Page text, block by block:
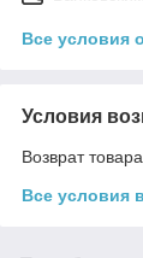
Все условия
Условия
Возврат
Все условия